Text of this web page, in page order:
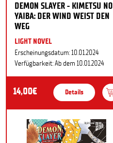
DEMON SLAYER - KIMETSU NO
YAIBA: DER WIND WEIST DEN
WEG
LIGHT NOVEL
Erscheinungsdatum: 10.01.2024
Verfügbarkeit: Ab dem 10.01.2024
14,00€ Details